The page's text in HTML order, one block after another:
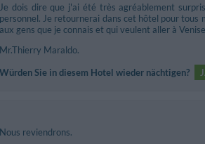
Je dois dire que j'ai été très agréablement
personnel. Je retournerai dans cet hôtel pour tous
aux gens que je connais et qui veulent aller à
Mr.Thierry Maraldo.
Würden Sie in diesem Hotel wieder nächtigen?
Nous reviendrons.